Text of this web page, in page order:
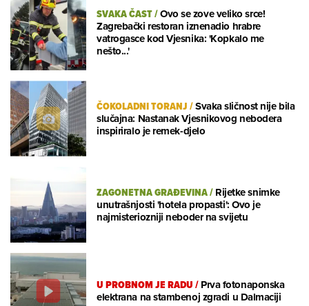
SVAKA ČAST/Ovo se zove veliko srce!
Zagrebački restoran iznenadio hrabre
vatrogasce kod Vjesnika: 'Kopkalo me
nešto...'
ČOKOLADNI TORANJ/Svaka sličnost nije bila
slučajna: Nastanak Vjesnikovog nebodera
inspiriralo je remek-djelo
ZAGONETNA GRAĐEVINA/Rijetke snimke
unutrašnjosti 'hotela propasti': Ovo je
najmisteriozniji neboder na svijetu
U PROBNOM JE RADU/Prva fotonaponska
elektrana na stambenoj zgradi u Dalmaciji